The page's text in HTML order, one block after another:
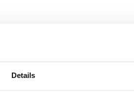
Details
zachtjes gegooid naar de
plaatsen rond de borst van
van het lichaam gegooid. Ook